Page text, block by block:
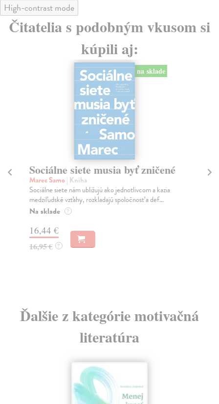
High-contrast mode
Čitatelia s podobným vkusom si
kúpili aj:
na sklade
Sociálne siete musia byť zničené
Marec Samo| Kniha
Sociálne siete nám ubližujú ako jednotlivcom a kazia
medziľudské vzťahy, rozkladajú spoločnosť a def...
Na sklade ?
16,44 €
16,95 € ?
Ďalšie z kategórie motivačná
literatúra